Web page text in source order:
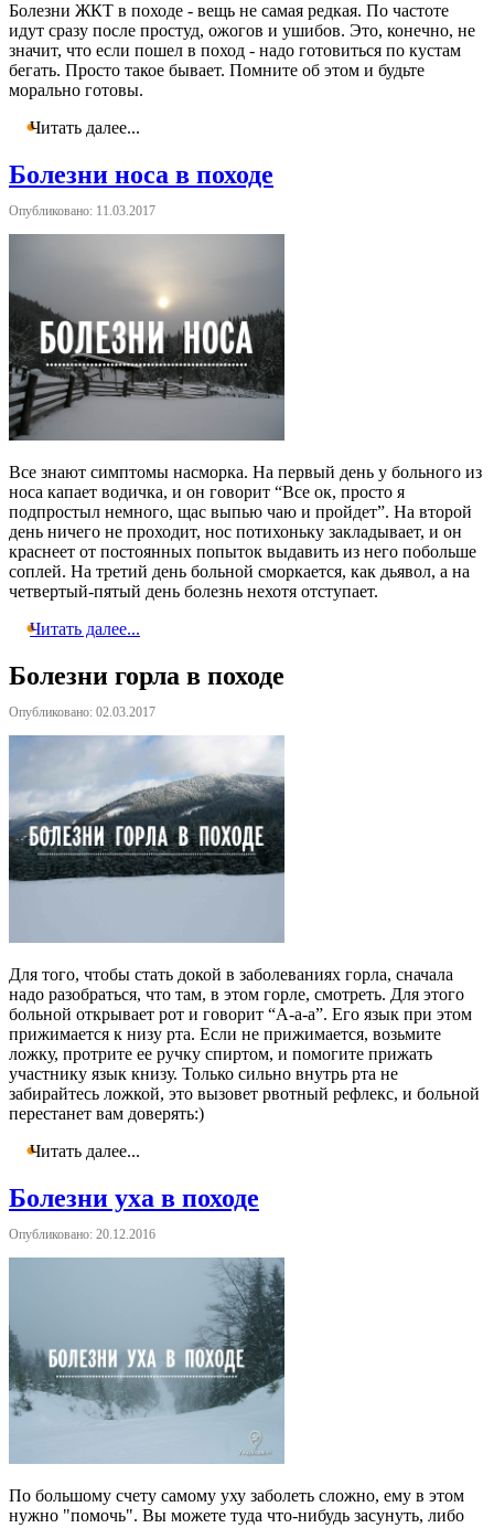
Болезни ЖКТ в походе - вещь не самая редкая. По частоте
идут сразу после простуд, ожогов и ушибов. Это, конечно, не
значит, что если пошел в поход - надо готовиться по кустам
бегать. Просто такое бывает. Помните об этом и будьте
морально готовы.
Читать далее...
Болезни носа в походе
Опубликовано: 11.03.2017
Все знают симптомы насморка. На первый день у больного из
носа капает водичка, и он говорит “Все ок, просто я
подпростыл немного, щас выпью чаю и пройдет”. На второй
день ничего не проходит, нос потихоньку закладывает, и он
краснеет от постоянных попыток выдавить из него побольше
соплей. На третий день больной сморкается, как дьявол, а на
четвертый-пятый день болезнь нехотя отступает.
Читать далее...
Болезни горла в походе
Опубликовано: 02.03.2017
Для того, чтобы стать докой в заболеваниях горла, сначала
надо разобраться, что там, в этом горле, смотреть. Для этого
больной открывает рот и говорит “А-а-а”. Его язык при этом
прижимается к низу рта. Если не прижимается, возьмите
ложку, протрите ее ручку спиртом, и помогите прижать
участнику язык книзу. Только сильно внутрь рта не
забирайтесь ложкой, это вызовет рвотный рефлекс, и больной
перестанет вам доверять:)
Читать далее...
Болезни уха в походе
Опубликовано: 20.12.2016
По большому счету самому уху заболеть сложно, ему в этом
нужно "помочь". Вы можете туда что-нибудь засунуть, либо